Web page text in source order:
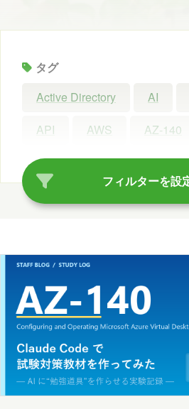
タグ
Active Directory
AI
API
AWS AZ-140
Azure AI Search
Azure
Azure Synapse Analytics
ChatGPT
Claude Code
Configuration Manager
Copilot Studio
Exchange
フィルターを設